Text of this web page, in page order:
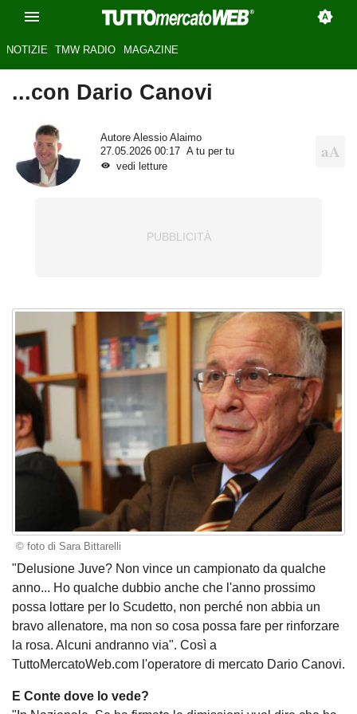
NOTIZIE TMW RADIO MAGAZINE
...con Dario Canovi
Autore Alessio Alaimo
27.05.2026 00:17
A tu per tu
vedi letture
© foto di Sara Bittarelli
"Delusione Juve? Non vince un campionato da qualche
anno... Ho qualche dubbio anche che l'anno prossimo
possa lottare per lo Scudetto, non perché non abbia un
bravo allenatore, ma non so cosa possa fare per rinforzare
la rosa. Alcuni andranno via". Così a
TuttoMercatoWeb.com l'operatore di mercato Dario Canovi.
E Conte dove lo vede?